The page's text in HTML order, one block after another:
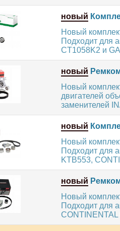
новый
Новый
Подходит для
CT1058K2 и
новый
Новый
двигателей
заменителей
новый
Новый
Подходит для
KTB553,
новый
Новый
Подходит для
CONTINENTAL